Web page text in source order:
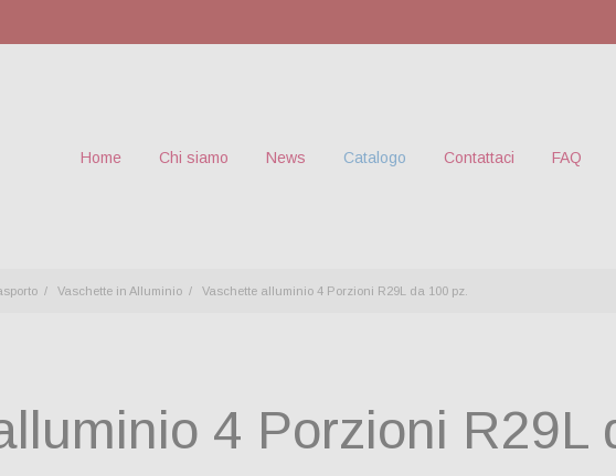
Home Chi siamo News Catalogo Contattaci FAQ
Vaschette in Alluminio Vaschette alluminio 4 Porzioni R29L da 100 pz.
4 Porzioni R29L